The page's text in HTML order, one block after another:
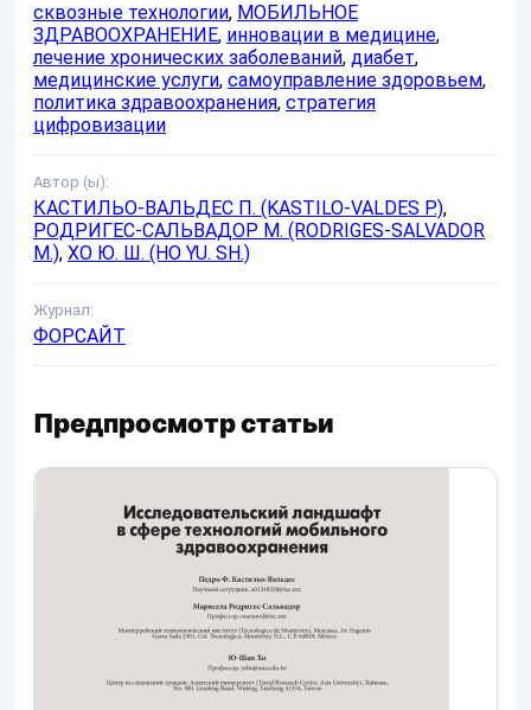
сквозные технологии, МОБИЛЬНОЕ
ЗДРАВООХРАНЕНИЕ, инновации в медицине,
лечение хронических заболеваний, диабет,
медицинские услуги, самоуправление здоровьем,
политика здравоохранения, стратегия
цифровизации
Автор (ы):
КАСТИЛЬО-ВАЛЬДЕС П. (KASTILO-VALDES P.),
РОДРИГЕС-САЛЬВАДОР М. (RODRIGES-SALVADOR
M.), ХО Ю. Ш. (HO YU. SH.)
Журнал:
ФОРСАЙТ
Предпросмотр статьи